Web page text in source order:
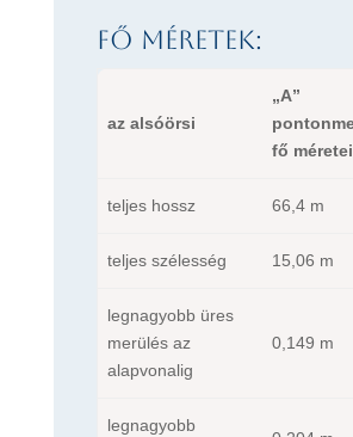
Fő méretek:
az alsóörsi
„A”
fő méretei
teljes hossz 66,4 m
teljes szélesség 15,06 m
legnagyobb üres
merülés az
alapvonalig
0,149 m
legnagyobb